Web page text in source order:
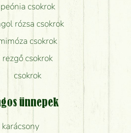
peónia csokrok
rózsa csokrok
csokrok
rezgő csokrok
csokrok
ünnepek
karácsony